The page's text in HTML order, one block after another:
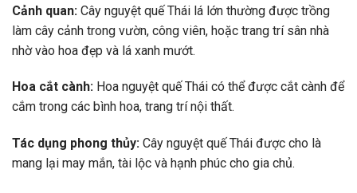
Cảnh quan: Cây nguyệt quế Thái lá lớn thường được trồng
làm cây cảnh trong vườn, công viên, hoặc trang trí sân nhà
nhờ vào hoa đẹp và lá xanh mướt.
Hoa cắt cành: Hoa nguyệt quế Thái có thể được cắt cành để
cắm trong các bình hoa, trang trí nội thất.
Tác dụng phong thủy: Cây nguyệt quế Thái được cho là
mang lại may mắn, tài lộc và hạnh phúc cho gia chủ.